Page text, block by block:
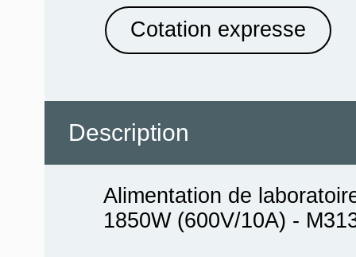
Cotation expresse
Description
Alimentation de
1850W (600V/10A) -